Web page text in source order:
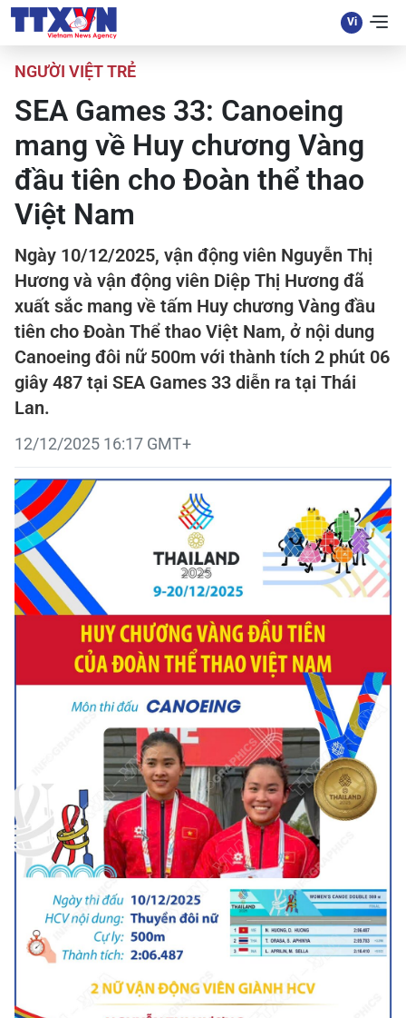
NGƯỜI VIỆT TRẺ
SEA Games 33: Canoeing
mang về Huy chương Vàng
đầu tiên cho Đoàn thể thao
Việt Nam
Ngày 10/12/2025, vận động viên Nguyễn Thị
Hương và vận động viên Diệp Thị Hương đã
xuất sắc mang về tấm Huy chương Vàng đầu
tiên cho Đoàn Thể thao Việt Nam, ở nội dung
Canoeing đôi nữ 500m với thành tích 2 phút 06
giây 487 tại SEA Games 33 diễn ra tại Thái
Lan.
12/12/2025 16:17 GMT+